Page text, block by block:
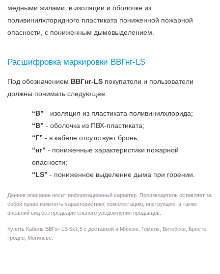
медными жилами, в изоляции и оболочке из
поливинилхлоридного пластиката пониженной пожарной
опасности, с пониженным дымовыделением.
Расшифровка маркировки ВВГнг-LS
Под обозначением ВВГнг-LS покупатели и пользователи
должны понимать следующее:
“В” - изоляция из пластиката поливинилхлорида;
“В” - оболочка из ПВХ-пластиката;
“Г” - в кабеле отсутствует бронь;
“нг” - пониженные характеристики пожарной
опасности;
“LS” - пониженное выделение дыма при горении.
Данное описание носит информационный характер. Производитель оставляет за
собой право изменять характеристики, комплектацию, инструкцию, а также
внешний вид без предварительного уведомления продавцов.
Купить Кабель ВВГнг-LS 5х1,5 с доставкой в Минске, Гомеле, Витебске, Бресте,
Гродно, Могилеве.